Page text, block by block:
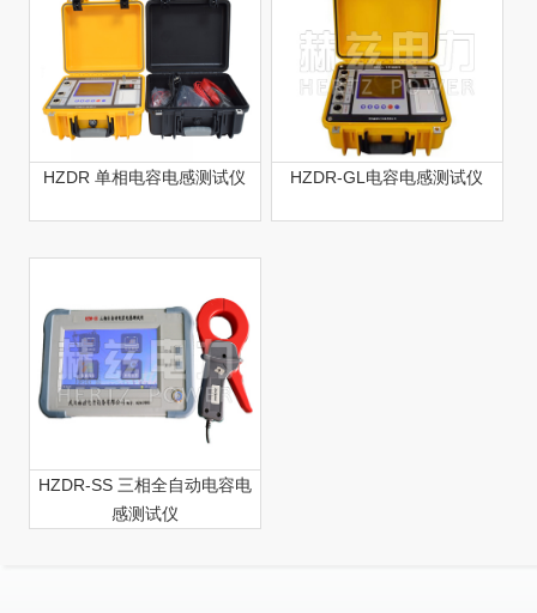
HZDR 单相电容电感测试仪 HZDR-GL电容电感测试仪
HZDR-SS 三相全自动电容电
感测试仪